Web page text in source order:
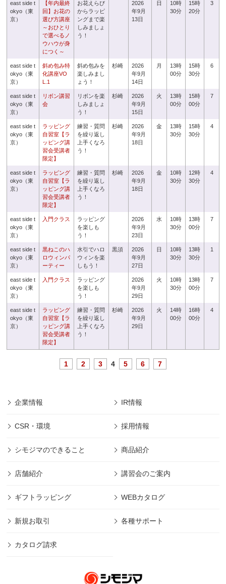
east side t
okyo（東
京）
【年内最終
回】お花の
選び方講座
～おひとり
で選べるノ
ウハウが身
につく～
お花えらび
からラッピ
ングまで楽
しみましょ
う！
2026
年9月
13日
日
10時
30分
15時
20分
3
east side t
okyo（東
京）
斜め包み特
化講座VO
L.1
斜め包みを
楽しみまし
ょう！
杉崎
2026
年9月
14日
月
13時
00分
15時
30分
6
east side t
okyo（東
京）
リボン講習
会
リボンを楽
しみましょ
う！
杉崎
2026
年9月
15日
火
13時
00分
15時
00分
7
east side t
okyo（東
京）
ラッピング
自習室【ラ
ッピング講
習会受講者
限定】
練習・質問
を繰り返し
上手くなろ
う！
杉崎
2026
年9月
18日
金
13時
30分
15時
30分
4
east side t
okyo（東
京）
ラッピング
自習室【ラ
ッピング講
習会受講者
限定】
練習・質問
を繰り返し
上手くなろ
う！
杉崎
2026
年9月
18日
金
10時
30分
12時
30分
4
east side t
okyo（東
京）
入門クラス
ラッピング
を楽しも
う！
2026
年9月
23日
水
10時
30分
13時
00分
7
east side t
okyo（東
京）
黒ねこのハ
ロウィンパ
ーティー
水引でハロ
ウィンを楽
しもう！
黒須
2026
年9月
27日
日
10時
30分
13時
30分
1
east side t
okyo（東
京）
入門クラス
ラッピング
を楽しも
う！
2026
年9月
29日
火
10時
30分
13時
00分
7
east side t
okyo（東
京）
ラッピング
自習室【ラ
ッピング講
習会受講者
限定】
練習・質問
を繰り返し
上手くなろ
う！
杉崎
2026
年9月
29日
火
14時
00分
16時
00分
4
1 2 3 4 5 6 7
企業情報 IR情報
CSR・環境 採用情報
シモジマのできること 商品紹介
店舗紹介 講習会のご案内
ギフトラッピング WEBカタログ
新規お取引 各種サポート
カタログ請求